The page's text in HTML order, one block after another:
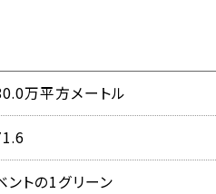
万平方メートル
ントの1グリーン